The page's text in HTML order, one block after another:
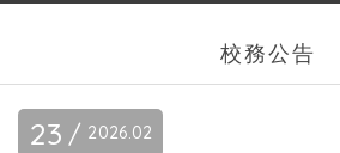
校務公告
23 02
2026